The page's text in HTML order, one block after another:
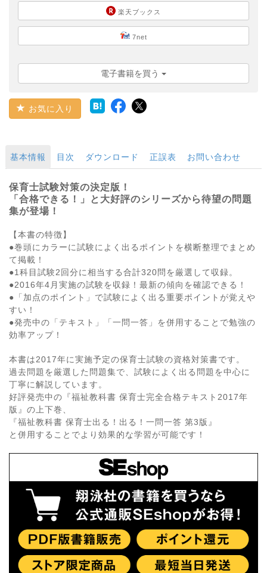
楽天ブックス
7net
電子書籍を買う
お気に入り
基本情報 目次 ダウンロード 正誤表 お問い合わせ
保育士試験対策の決定版！
「合格できる！」と大好評のシリーズから待望の問題
集が登場！
【本書の特徴】
●巻頭にカラーに試験によく出るポイントを横断整理でまとめ
て掲載！
●1科目試験2回分に相当する合計320問を厳選して収録。
●2016年4月実施の試験を収録！最新の傾向を確認できる！
●「加点のポイント」で試験によく出る重要ポイントが覚えや
すい！
●発売中の「テキスト」「一問一答」を併用することで勉強の
効率アップ！
本書は2017年に実施予定の保育士試験の資格対策書です。
過去問題を厳選した問題集で、試験によく出る問題を中心に
丁寧に解説しています。
好評発売中の『福祉教科書 保育士完全合格テキスト2017年
版』の上下巻、
『福祉教科書 保育士出る！出る！一問一答 第3版』
と併用することでより効果的な学習が可能です！